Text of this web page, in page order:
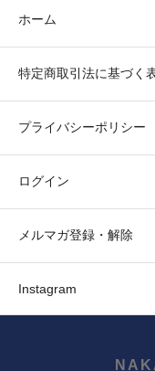
ホーム
特定商取引法に基づく
プライバシーポリシー
ログイン
メルマガ登録・解除
Instagram